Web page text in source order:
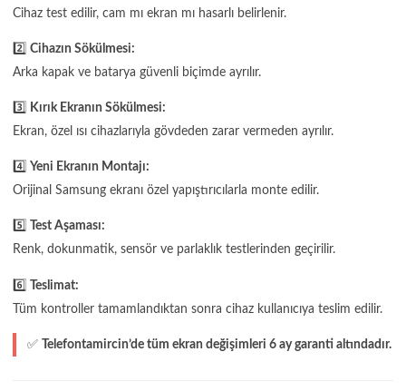
Cihaz test edilir, cam mı ekran mı hasarlı belirlenir.
2️⃣ Cihazın Sökülmesi:
Arka kapak ve batarya güvenli biçimde ayrılır.
3️⃣
Kırık Ekranın Sökülmesi:
Ekran, özel ısı cihazlarıyla gövdeden zarar vermeden ayrılır.
4️⃣ Yeni Ekranın Montajı:
Orijinal Samsung ekranı özel yapıştırıcılarla monte edilir.
5️⃣
Test Aşaması:
Renk, dokunmatik, sensör ve parlaklık testlerinden geçirilir.
6️⃣ Teslimat:
Tüm kontroller tamamlandıktan sonra cihaz kullanıcıya teslim edilir.
✅ Telefontamircin’de tüm ekran değişimleri 6 ay garanti altındadır.